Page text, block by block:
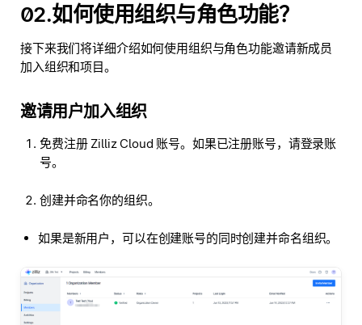
02.如何使用组织与角色功能？
接下来我们将详细介绍如何使用组织与角色功能邀请新成员
加入组织和项目。
邀请用户加入组织
免费注册 Zilliz Cloud 账号。如果已注册账号，请登录账
号。
创建并命名你的组织。
如果是新用户，可以在创建账号的同时创建并命名组织。